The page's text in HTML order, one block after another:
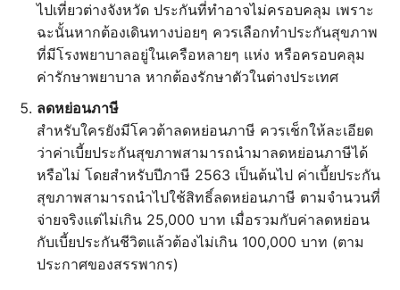
ไปเที่ยวต่างจังหวัด ประกันที่ทำอาจไม่ครอบคลุม เพราะ
ฉะนั้นหากต้องเดินทางบ่อยๆ ควรเลือกทำประกันสุขภาพ
ที่มีโรงพยาบาลอยู่ในเครือหลายๆ แห่ง หรือครอบคลุม
ค่ารักษาพยาบาล หากต้องรักษาตัวในต่างประเทศ
ลดหย่อนภาษี
สำหรับใครยังมีโควต้าลดหย่อนภาษี ควรเช็กให้ละเอียด
ว่าค่าเบี้ยประกันสุขภาพสามารถนำมาลดหย่อนภาษีได้
หรือไม่ โดยสำหรับปีภาษี 2563 เป็นต้นไป ค่าเบี้ยประกัน
สุขภาพสามารถนำไปใช้สิทธิ์ลดหย่อนภาษี ตามจำนวนที่
จ่ายจริงแต่ไม่เกิน 25,000 บาท เมื่อรวมกับค่าลดหย่อน
กับเบี้ยประกันชีวิตแล้วต้องไม่เกิน 100,000 บาท (ตาม
ประกาศของสรรพากร)